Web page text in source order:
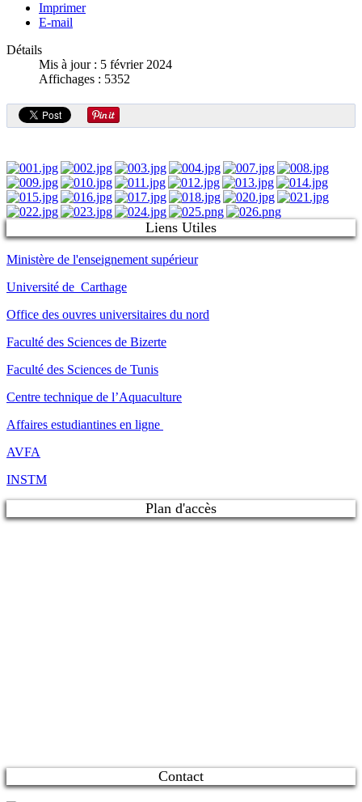
Imprimer
E-mail
Détails
Mis à jour : 5 février 2024
Affichages : 5352
Liens Utiles
Ministère de l'enseignement supérieur
Université de Carthage
Office des ouvres universitaires du nord
Faculté des Sciences de Bizerte
Faculté des Sciences de Tunis
Centre technique de l’Aquaculture
Affaires estudiantines en ligne
AVFA
INSTM
Plan d'accès
Contact